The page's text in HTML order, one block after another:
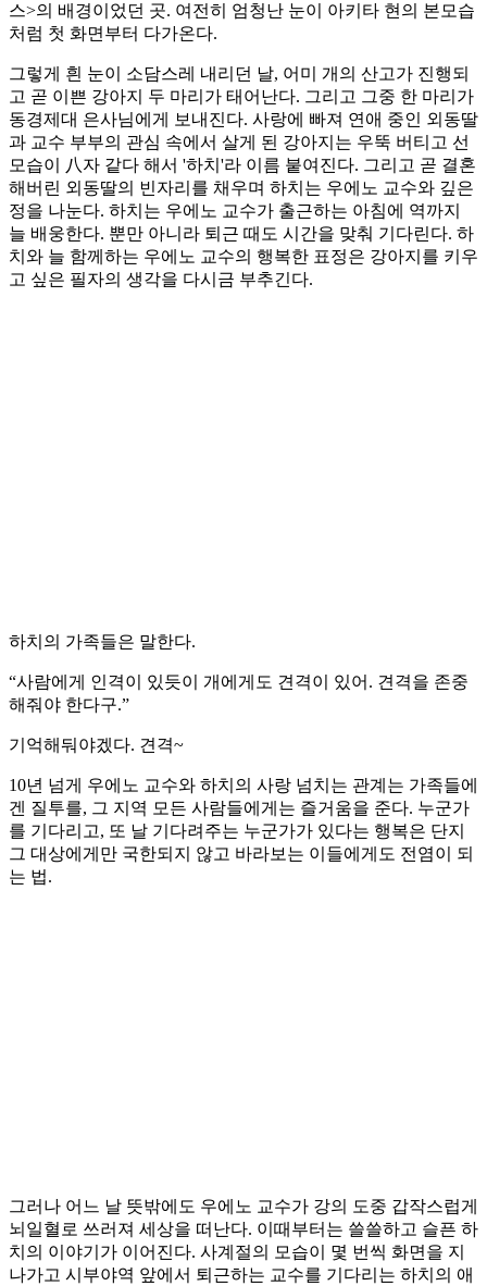
스>의 배경이었던 곳. 여전히 엄청난 눈이 아키타 현의 본모습
처럼 첫 화면부터 다가온다.
그렇게 흰 눈이 소담스레 내리던 날, 어미 개의 산고가 진행되
고 곧 이쁜 강아지 두 마리가 태어난다. 그리고 그중 한 마리가
동경제대 은사님에게 보내진다. 사랑에 빠져 연애 중인 외동딸
과 교수 부부의 관심 속에서 살게 된 강아지는 우뚝 버티고 선
모습이 八자 같다 해서 '하치'라 이름 붙여진다. 그리고 곧 결혼
해버린 외동딸의 빈자리를 채우며 하치는 우에노 교수와 깊은
정을 나눈다. 하치는 우에노 교수가 출근하는 아침에 역까지
늘 배웅한다. 뿐만 아니라 퇴근 때도 시간을 맞춰 기다린다. 하
치와 늘 함께하는 우에노 교수의 행복한 표정은 강아지를 키우
고 싶은 필자의 생각을 다시금 부추긴다.
하치의 가족들은 말한다.
“사람에게 인격이 있듯이 개에게도 견격이 있어. 견격을 존중
해줘야 한다구.”
기억해둬야겠다. 견격~
10년 넘게 우에노 교수와 하치의 사랑 넘치는 관계는 가족들에
겐 질투를, 그 지역 모든 사람들에게는 즐거움을 준다. 누군가
를 기다리고, 또 날 기다려주는 누군가가 있다는 행복은 단지
그 대상에게만 국한되지 않고 바라보는 이들에게도 전염이 되
는 법.
그러나 어느 날 뜻밖에도 우에노 교수가 강의 도중 갑작스럽게
뇌일혈로 쓰러져 세상을 떠난다. 이때부터는 쓸쓸하고 슬픈 하
치의 이야기가 이어진다. 사계절의 모습이 몇 번씩 화면을 지
나가고 시부야역 앞에서 퇴근하는 교수를 기다리는 하치의 애